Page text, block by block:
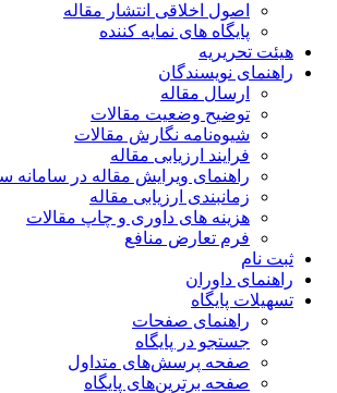
اصول اخلاقی انتشار مقاله
پایگاه های نمایه کننده
هیئت تحریریه
راهنمای نویسندگان
ارسال مقاله
توضیح وضعیت مقالات
شیوه‌نامه نگارش مقالات
فرایند ارزیابی مقاله
راهنمای ویرایش مقاله در سامانه سبا
زمانبندی ارزیابی مقاله
هزینه های داوری و چاپ مقالات
فرم تعارض منافع
ثبت نام
راهنمای داوران
تسهیلات پایگاه
راهنمای صفحات
جستجو در پایگاه
صفحه پرسش‌های متداول
صفحه برترین‌های پایگاه